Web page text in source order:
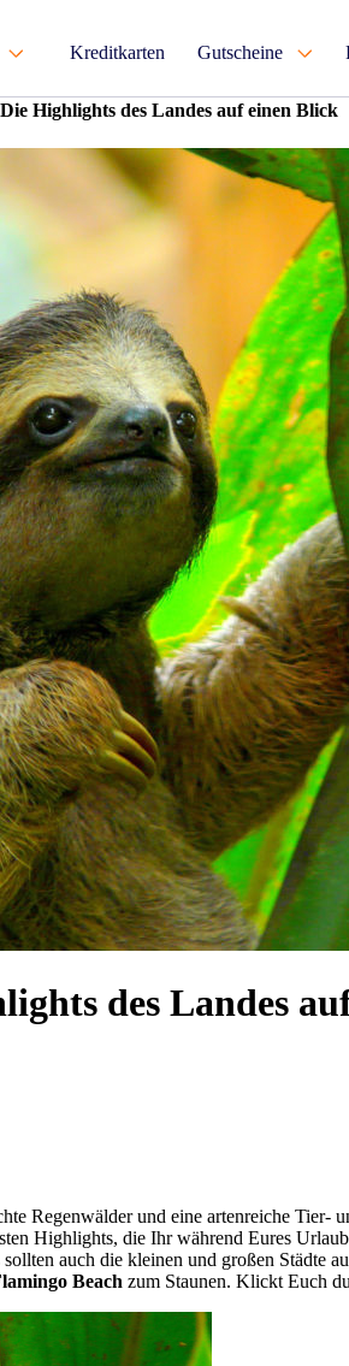
Kreditkarten Gutscheine
Highlights des Landes auf einen Blick
des Landes
Regenwälder und eine artenreiche Tier-
Highlights, die Ihr während Eures
auch die kleinen und großen
Beach zum Staunen. Klickt Euch